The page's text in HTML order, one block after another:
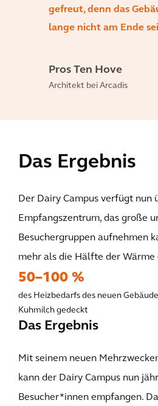
gefreut, denn das
lange nicht am Ende
Pros Ten Hove
Architekt bei Arcadis
Das Ergebnis
Der Dairy Campus verfügt nun
Empfangszentrum, das große
Besuchergruppen aufnehmen
mehr als die Hälfte der Wärme
50–100 %
des Heizbedarfs des neuen
Kuhmilch gedeckt
Das Ergebnis
Mit seinem neuen
kann der Dairy Campus nun
Besucher*innen empfangen.